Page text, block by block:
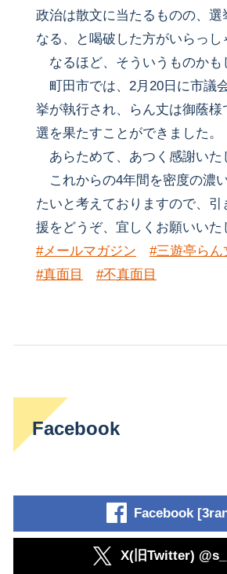
政治は散文に当たるものの、選
なる、と喝破した方がいらっし
なるほど、そういうものかも
町田市では、2月20日に市議
挙が執行され、らん丈は御蔭様
選を果たすことができました。
あらためて、あつく感謝いた
これからの4年間を密度の濃
たいと考えておりますので、引
援をどうぞ、宜しくお願いいた
#メールマガジン
#三遊亭らん
#真面目
#不真面目
Facebook
Facebook
X(旧Twitter)